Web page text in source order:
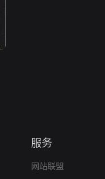
服务
网站联盟